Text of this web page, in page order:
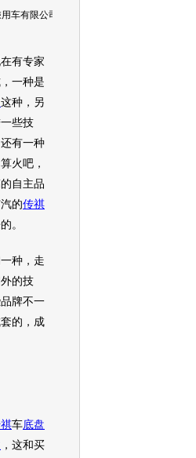
车有限公司 总经理助理、销售部部长 徐育林
有专家
一种是
这种，另
些技
还有一种
火吧，
自主品
的传祺
。
种，走
的技
牌不一
的，成
车底盘
，这和买